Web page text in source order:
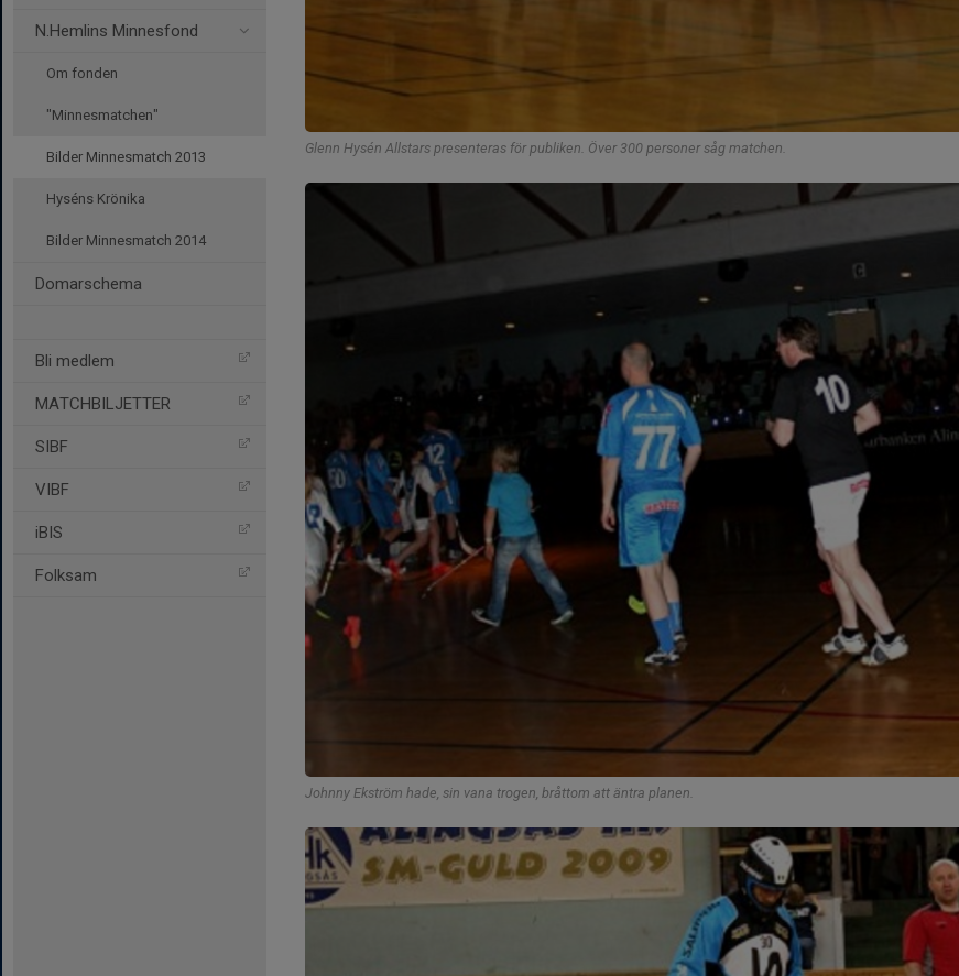
N.Hemlins Minnesfond
Om fonden
"Minnesmatchen"
Bilder Minnesmatch 2013
Hyséns Krönika
Bilder Minnesmatch 2014
Domarschema
Bli medlem
MATCHBILJETTER
SIBF
VIBF
iBIS
Folksam
Glenn Hysén Allstars presenteras för publiken. Över 300 personer såg matchen.
Johnny Ekström hade, sin vana trogen, bråttom att äntra planen.